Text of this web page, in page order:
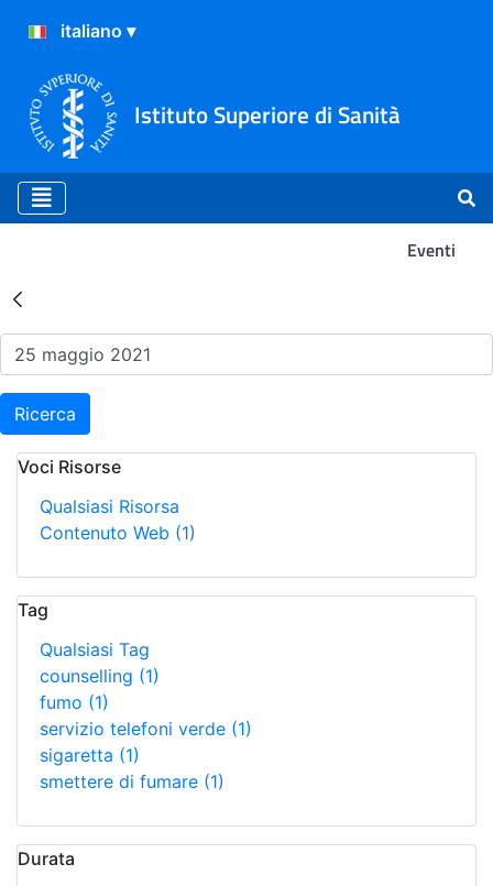
Istituto Superiore di Sanità
Eventi
Risultati della Ricerca -
Ricerca
Voci Risorse
Qualsiasi Risorsa
Contenuto Web (1)
Tag
Qualsiasi Tag
counselling (1)
fumo (1)
servizio telefoni verde (1)
sigaretta (1)
smettere di fumare (1)
Durata